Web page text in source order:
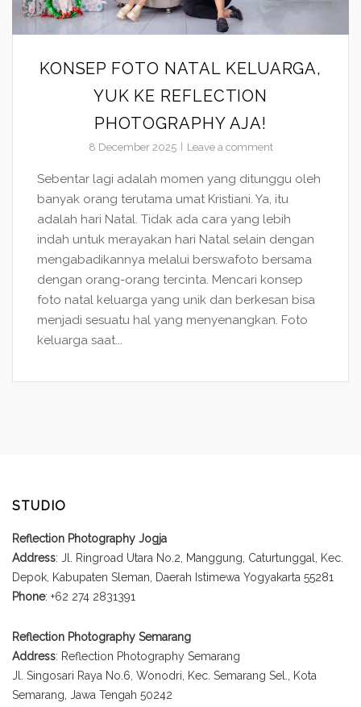
KONSEP FOTO NATAL KELUARGA,
YUK KE REFLECTION
PHOTOGRAPHY AJA!
8 December 2025 Leave a comment
Sebentar lagi adalah momen yang ditunggu oleh
banyak orang terutama umat Kristiani. Ya, itu
adalah hari Natal. Tidak ada cara yang lebih
indah untuk merayakan hari Natal selain dengan
mengabadikannya melalui berswafoto bersama
dengan orang-orang tercinta. Mencari konsep
foto natal keluarga yang unik dan berkesan bisa
menjadi sesuatu hal yang menyenangkan. Foto
keluarga saat...
STUDIO
Reflection Photography Jogja
Address: Jl. Ringroad Utara No.2, Manggung, Caturtunggal, Kec.
Depok, Kabupaten Sleman, Daerah Istimewa Yogyakarta 55281
Phone: +62 274 2831391
Reflection Photography Semarang
Address: Reflection Photography Semarang
Jl. Singosari Raya No.6, Wonodri, Kec. Semarang Sel., Kota
Semarang, Jawa Tengah 50242